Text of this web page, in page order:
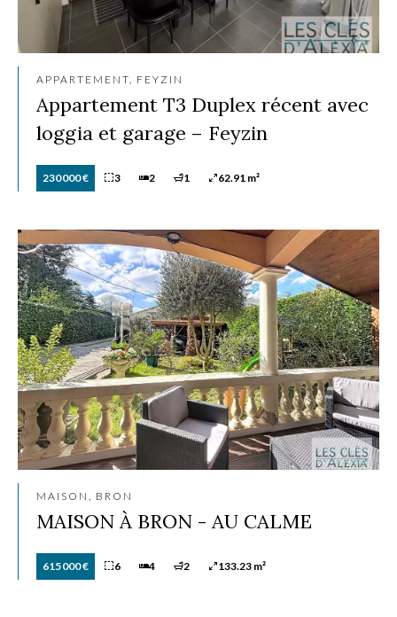
APPARTEMENT, FEYZIN
Appartement T3 Duplex récent avec
loggia et garage – Feyzin
230 000 € 3 2 1 62.91 m²
MAISON, BRON
MAISON À BRON - AU CALME
615 000 € 6 4 2 133.23 m²